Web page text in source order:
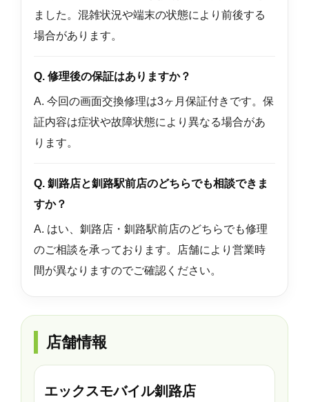
ました。混雑状況や端末の状態により前後する
場合があります。
Q. 修理後の保証はありますか？
A. 今回の画面交換修理は3ヶ月保証付きです。保
証内容は症状や故障状態により異なる場合があ
ります。
Q. 釧路店と釧路駅前店のどちらでも相談できま
すか？
A. はい、釧路店・釧路駅前店のどちらでも修理
のご相談を承っております。店舗により営業時
間が異なりますのでご確認ください。
店舗情報
エックスモバイル釧路店